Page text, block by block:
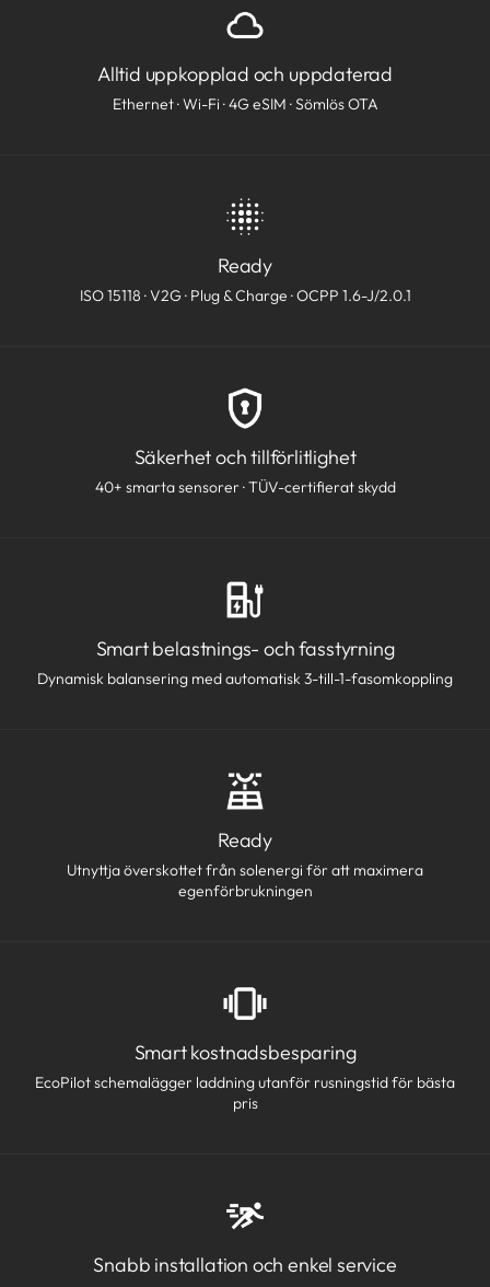
Alltid uppkopplad och uppdaterad
Ethernet · Wi-Fi · 4G eSIM · Sömlös OTA
Ready
ISO 15118 · V2G · Plug & Charge · OCPP 1.6-J/2.0.1
Säkerhet och tillförlitlighet
40+ smarta sensorer · TÜV-certifierat skydd
Smart belastnings- och fasstyrning
Dynamisk balansering med automatisk 3-till-1-fasomkoppling
Ready
Utnyttja överskottet från solenergi för att maximera
egenförbrukningen
Smart kostnadsbesparing
EcoPilot schemalägger laddning utanför rusningstid för bästa
pris
Snabb installation och enkel service